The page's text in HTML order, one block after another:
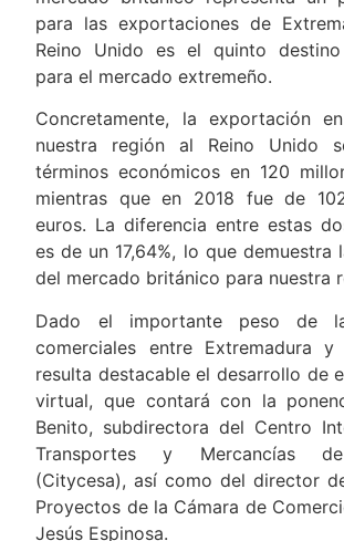
para las exportaciones de
Reino Unido es el quinto destino
para el mercado extremeño.
Concretamente, la exportación
nuestra región al Reino Unido
términos económicos en 120
mientras que en 2018 fue de
euros. La diferencia entre estas
es de un 17,64%, lo que demuestra
del mercado británico para nuestra
Dado el importante peso de
comerciales entre Extremadura y
resulta destacable el desarrollo de
virtual, que contará con la
Benito, subdirectora del Centro
Transportes y Mercancías de
(Citycesa), así como del director
Proyectos de la Cámara de
Jesús Espinosa.